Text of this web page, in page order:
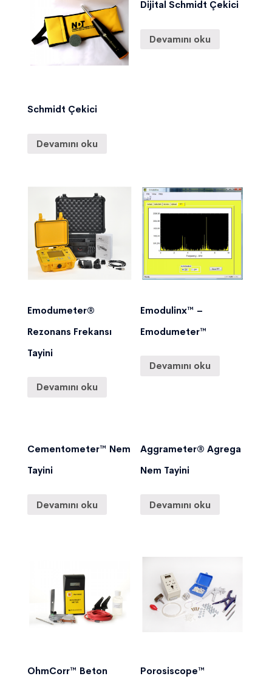
Schmidt Çekici
Devamını oku
Dijital Schmidt Çekici
Devamını oku
Emodumeter®
Rezonans Frekansı
Tayini
Devamını oku
Emodulinx™ –
Emodumeter™
Devamını oku
Cementometer™ Nem
Tayini
Devamını oku
Aggrameter® Agrega
Nem Tayini
Devamını oku
OhmCorr™ Beton
Porosiscope™